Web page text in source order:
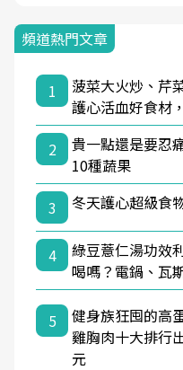
頻道熱門文章
1
菠菜大火炒、芹
護心活血好食材
2
貴一點還是要忍
10種蔬果
3
冬天護心超級食
4
綠豆薏仁湯功效
喝嗎？電鍋、瓦
5
健身族狂囤的高
雞胸肉十大排行
元